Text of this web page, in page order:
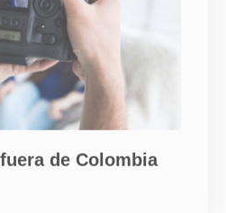
de Colombia